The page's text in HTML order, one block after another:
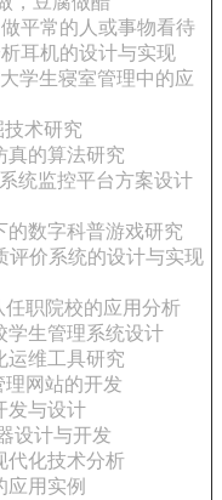
平常的人或事物看待
耳机的设计与实现
学生寝室管理中的应
技术研究
真的算法研究
统监控平台方案设计
的数字科普游戏研究
评价系统的设计与实现
职院校的应用分析
学生管理系统设计
运维工具研究
理网站的开发
发与设计
设计与开发
代化技术分析
应用实例